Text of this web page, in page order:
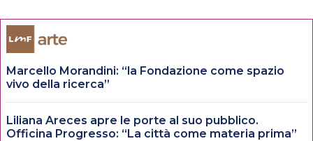
Marcello Morandini: “la Fondazione come spazio
vivo della ricerca”
Liliana Areces apre le porte al suo pubblico.
Officina Progresso: “La città come materia prima”